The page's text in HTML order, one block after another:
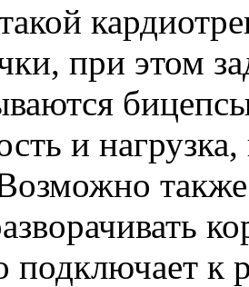
при этом
и
подключает к